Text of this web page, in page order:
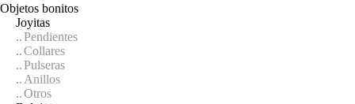
Objetos bonitos
Joyitas
Pendientes
Collares
Pulseras
Anillos
Otros